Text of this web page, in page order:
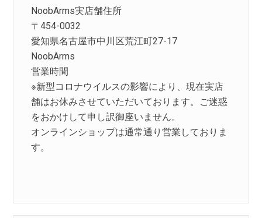
NoobArms実店舗住所
〒454-0032
愛知県名古屋市中川区荒江町27-17
NoobArms
営業時間
※新型コロナウイルスの影響により、現在実店
舗はお休みさせていただいております。ご迷惑
をおかけして申し訳御座いません。
オンラインショップは通常通り営業しておりま
す。